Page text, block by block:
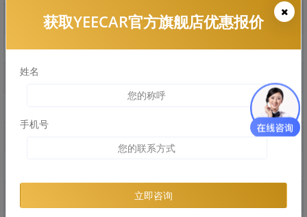
反光镜 ￥525.00
后保险杠 ￥2135.00
￥1706.00
￥3511.00
获取YEECAR官方旗舰店优惠报价
姓名
手机号
立即咨询